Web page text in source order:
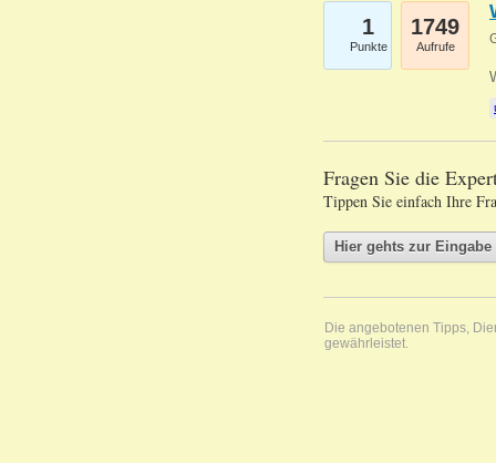
1
Punkte
1749
Aufrufe
Fragen Sie die
Tippen Sie einfach Ihre
Die angebotenen Tipps,
gewährleistet.